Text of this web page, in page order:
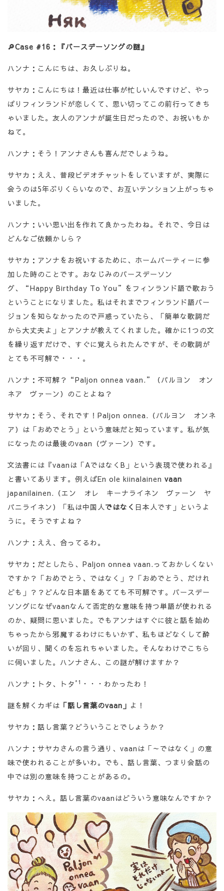
🔎Case #16 ：『バースデーソングの謎』
ハンナ：こんにちは、お久しぶりね。
サヤカ：こんにちは！最近は仕事が忙しいんですけど、やっ
ぱりフィンランドが恋しくて、思い切ってこの前行ってきち
ゃいました。友人のアンナが誕生日だったので、お祝いもか
ねて。
ハンナ：そう！アンナさんも喜んだでしょうね。
サヤカ：ええ、普段ビデオチャットをしていますが、実際に
会うのは5年ぶりくらいなので、お互いテンション上がっちゃ
いました。
ハンナ：いい思い出を作れて良かったわね。それで、今日は
どんなご依頼かしら？
サヤカ：アンナをお祝いするために、ホームパーティーに参
加した時のことです。おなじみのバースデーソン
グ、“Happy Birthday To You”をフィンランド語で歌おう
ということになりました。私はそれまでフィンランド語バー
ジョンを知らなかったので戸惑っていたら、「簡単な歌詞だ
から大丈夫よ」とアンナが教えてくれました。確かに1つの文
を繰り返すだけで、すぐに覚えられたんですが、その歌詞が
とても不可解で・・・。
ハンナ：不可解？“Paljon onnea vaan.”（パルヨン オン
ネア ヴァーン）のことよね？
サヤカ：そう、それです！Paljon onnea.（パルヨン オンネ
ア）は「おめでとう」という意味だと知っています。私が気
になったのは最後のvaan（ヴァーン）です。
文法書には『vaanは「AではなくB」という表現で使われる』
と書いてあります。例えばEn ole kiinalainen vaan
japanilainen.（エン オレ キーナライネン ヴァーン ヤ
パニライネン）「私は中国人ではなく 日本人です」というよ
うに。そうですよね？
ハンナ：ええ、合ってるわ。
サヤカ：だとしたら、Paljon onnea vaan.っておかしくない
ですか？「おめでとう、ではなく」？「おめでとう、だけれ
ども」？？どんな日本語をあてても不可解です。バースデー
ソングになぜvaanなんて否定的な意味を持つ単語が使われる
のか、疑問に思いました。でもアンナはすぐに彼と話を始め
ちゃったから邪魔するわけにもいかず、私もほどなくして酔
いが回り、聞くのを忘れちゃいました。そんなわけでこちら
に伺いました。ハンナさん、この謎が解けますか？
ハンナ：トタ、トタ*1 ・・・わかったわ！
謎を解くカギは 「話し言葉のvaan 」 よ！
サヤカ：話し言葉？どういうことでしょうか？
ハンナ：サヤカさんの言う通り、vaanは「～ではなく」の意
味で使われることが多いわ。でも、話し言葉、つまり会話の
中では別の意味を持つことがあるの。
サヤカ：へえ。話し言葉のvaanはどういう意味なんですか？